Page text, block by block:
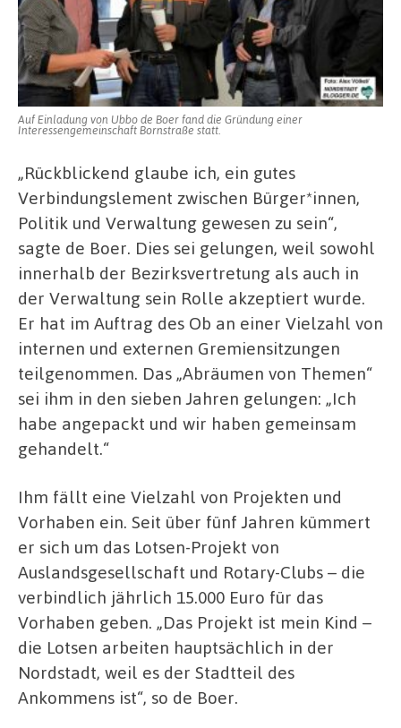
Auf Einladung von Ubbo de Boer fand die Gründung einer
Interessengemeinschaft Bornstraße statt.
„Rückblickend glaube ich, ein gutes
Verbindungslement zwischen Bürger*innen,
Politik und Verwaltung gewesen zu sein“,
sagte de Boer. Dies sei gelungen, weil sowohl
innerhalb der Bezirksvertretung als auch in
der Verwaltung sein Rolle akzeptiert wurde.
Er hat im Auftrag des Ob an einer Vielzahl von
internen und externen Gremiensitzungen
teilgenommen. Das „Abräumen von Themen“
sei ihm in den sieben Jahren gelungen: „Ich
habe angepackt und wir haben gemeinsam
gehandelt.“
Ihm fällt eine Vielzahl von Projekten und
Vorhaben ein. Seit über fünf Jahren kümmert
er sich um das Lotsen-Projekt von
Auslandsgesellschaft und Rotary-Clubs – die
verbindlich jährlich 15.000 Euro für das
Vorhaben geben. „Das Projekt ist mein Kind –
die Lotsen arbeiten hauptsächlich in der
Nordstadt, weil es der Stadtteil des
Ankommens ist“, so de Boer.